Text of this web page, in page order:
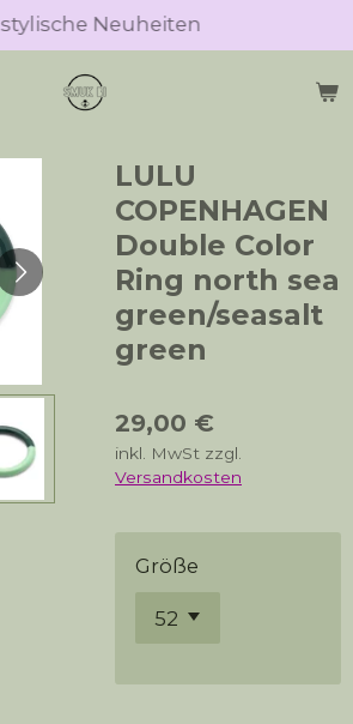
stylische Neuheiten
LULU
COPENHAGEN
Double Color
Ring north sea
green/seasalt
green
29,00 €
inkl. MwSt zzgl.
Versandkosten
Größe